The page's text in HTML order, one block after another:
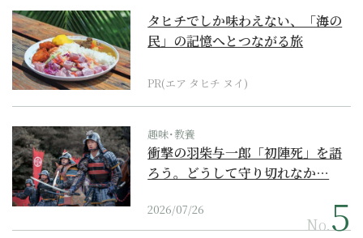
タヒチでしか味わえない、「海の
民」の記憶へとつながる旅
PR(エア タヒチ ヌイ)
趣味･教養
衝撃の羽柴与一郎「初陣死」を語
ろう。どうして守り切れなか…
2026/07/26
No.